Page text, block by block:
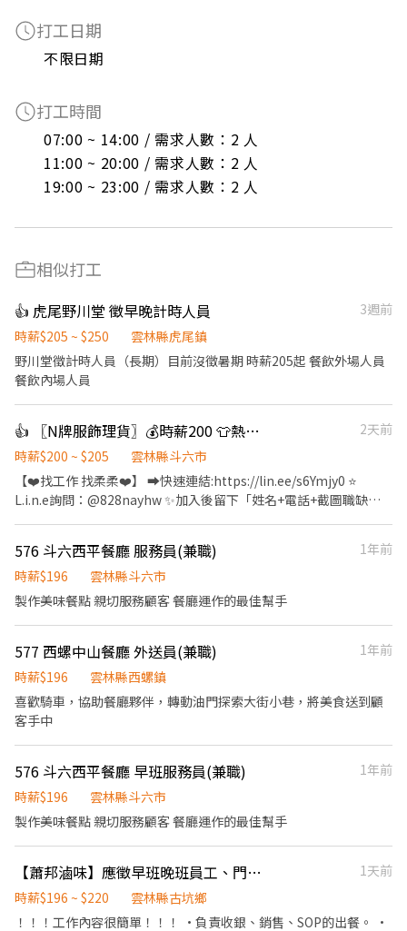
打工日期
不限日期
打工時間
07:00 ~ 14:00 / 需求人數：2 人
11:00 ~ 20:00 / 需求人數：2 人
19:00 ~ 23:00 / 需求人數：2 人
相似打工
👍 虎尾野川堂 徵早晚計時人員
3週前
時薪$205 ~ $250
雲林縣虎尾鎮
野川堂徵計時人員（長期）目前沒徵暑期 時薪205起 餐飲外場人員
餐飲內場人員
👍 〖N牌服飾理貨〗💰時薪200 👕熱烈招募中✨月排休👚輕鬆好上手【Z】
2天前
時薪$200 ~ $205
雲林縣斗六市
【❤️找工作 找柔柔❤️】 ➡️快速連結:https://lin.ee/s6Ymjy0 ⭐️
L.i.n.e詢問：@828nayhw ✨加入後留下「姓名+電話+截圖職缺
免學歷 ➪無經驗可 —————— ❁工作地點 ❁————————— 雲林
縣莿桐鄉大美路 —————— ❁ 工作時間&時薪 ❁————————— ➡️
日班：08:30-17:30 ➡️ 月排休 💰時薪:200元 平均薪資35K-47K(含加
————————— ◾ 進出貨作業(商品撿貨、分貨、理貨) ◾ 確認貨品
數量正確 ◾ 異常包裹作業
576 斗六西平餐廳 服務員(兼職)
1年前
時薪$196
雲林縣斗六市
製作美味餐點 親切服務顧客 餐廳運作的最佳幫手
577 西螺中山餐廳 外送員(兼職)
1年前
時薪$196
雲林縣西螺鎮
喜歡騎車，協助餐廳夥伴，轉動油門探索大街小巷，將美食送到顧
客手中
576 斗六西平餐廳 早班服務員(兼職)
1年前
時薪$196
雲林縣斗六市
製作美味餐點 親切服務顧客 餐廳運作的最佳幫手
【蕭邦滷味】應徵早班晚班員工、門市人員、銷售人員、餐飲人員、服務人員、PT、兼職、工讀、打工、高齡就業、二度就業、工作很簡單
1天前
時薪$196 ~ $220
雲林縣古坑鄉
！！！工作內容很簡單！！！ ·負責收銀、銷售、SOP的出餐。 ·